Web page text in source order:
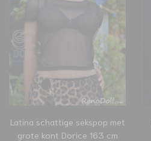
Latina schattige sekspop met
grote kont Dorice 163 cm